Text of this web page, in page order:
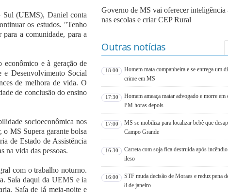
Sul (UEMS), Daniel conta
os estudos. "Tenho
a comunidade, para a
econômico e à geração de
Desenvolvimento Social
de melhora de vida. O
de conclusão do ensino
socioeconômica nos
o MS Supera garante bolsa
de Estado de Assistência
na vida das pessoas.
com o trabalho noturno.
Saía daqui da UEMS e ia
Saía de lá meia-noite e
Governo de MS vai oferecer inteligência
nas escolas e criar CEP Rural
Outras notícias
18:00
Homem mata companheira e se entrega um
crime em MS
17:30
Homem ameaça matar advogado e morre
PM horas depois
17:00
MS se mobiliza para localizar bebê que
Campo Grande
16:30
Carreta com soja fica destruída após
ileso
16:00
STF muda decisão de Moraes e reduz pena
8 de janeiro